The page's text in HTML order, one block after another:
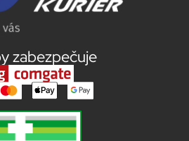
zabezpečuje